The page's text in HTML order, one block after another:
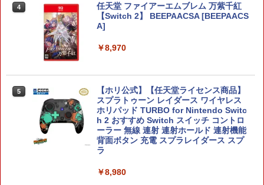
4
任天堂 ファイアーエムブレム 万紫千紅
【Switch 2】 BEEPAACSA [BEEPAACS
A]
￥8,970
5
【ホリ公式】【任天堂ライセンス商品】
スプラトゥーン レイダース ワイヤレス
ホリパッド TURBO for Nintendo Switc
h 2 おすすめ Switch スイッチ コントロ
ーラー 無線 連射 連射ホールド 連射機能
背面ボタン 充電 スプラレイダース スプ
ラ
￥8,980